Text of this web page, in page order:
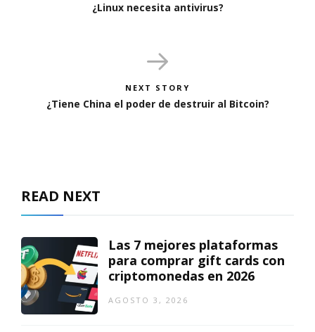
¿Linux necesita antivirus?
NEXT STORY
¿Tiene China el poder de destruir al Bitcoin?
READ NEXT
Las 7 mejores plataformas
para comprar gift cards con
criptomonedas en 2026
AGOSTO 3, 2026